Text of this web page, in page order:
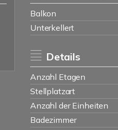
Balkon
Unterkellert
Details
Anzahl Etagen
Stellplatzart
Anzahl der Einheiten
Badezimmer